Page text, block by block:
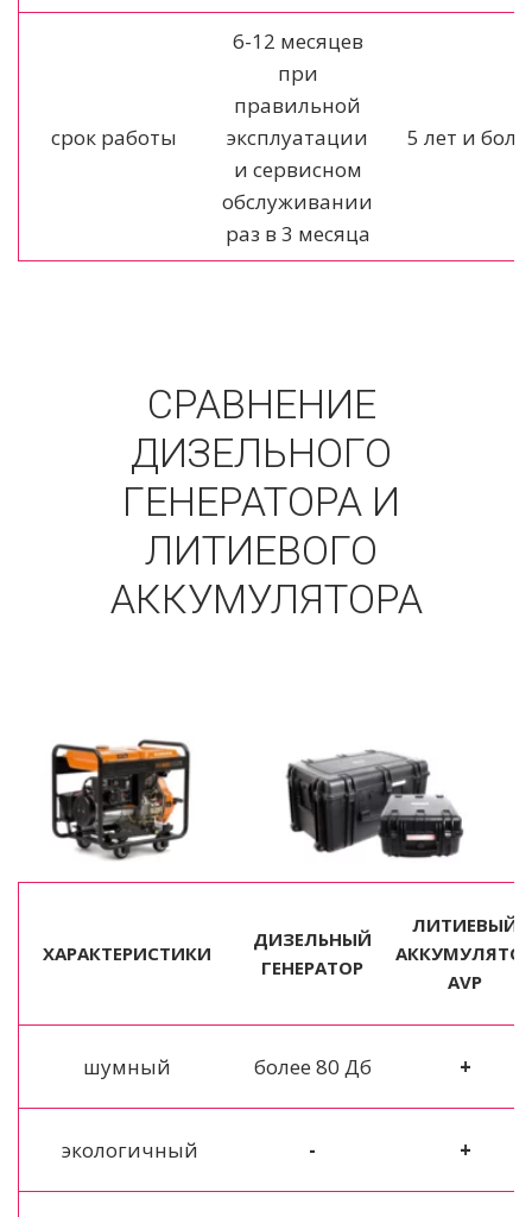
срок работы
6-12 месяцев
при
правильной
эксплуатации
и cервисном
обслуживании
раз в 3 месяца
5 лет и
СРАВНЕНИЕ
ДИЗЕЛЬНОГО
ГЕНЕРАТОРА И
ЛИТИЕВОГО
АККУМУЛЯТОРА
ХАРАКТЕРИСТИКИ
ДИЗЕЛЬНЫЙ
ГЕНЕРАТОР
ЛИТИЕВЫЙ
AVP
шумный более 80 Дб +
экологичный - +